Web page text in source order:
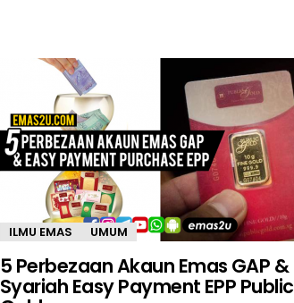
ILMU EMAS UMUM
5 Perbezaan Akaun Emas GAP &
Syariah Easy Payment EPP Public